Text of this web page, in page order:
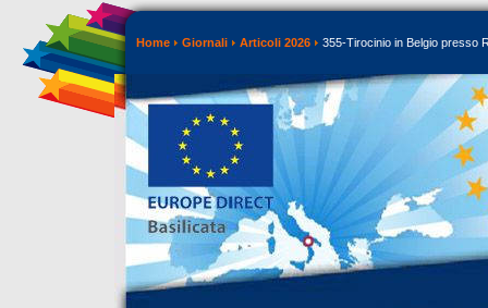
Home Giornali Articoli 2026 355-Tirocinio in Belgio presso